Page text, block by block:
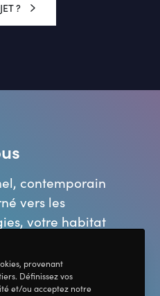
?
contemporain
vers les
votre habitat
travaux de
et
provenant
Définissez vos
et/ou acceptez notre